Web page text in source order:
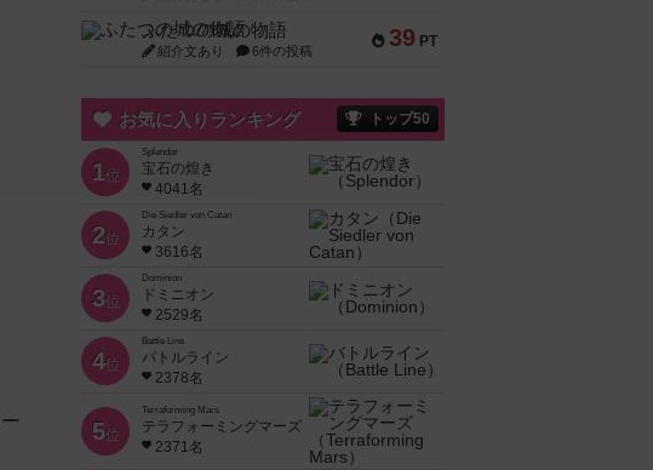
39 PT
ふたつの城の物語
紹介文あり 6件の投稿
お気に入りランキング トップ50
1位
Splendor
宝石の煌き
4041名
2位
Die Siedler von Catan
カタン
3616名
3位
Dominion
ドミニオン
2529名
4位
Battle Line
バトルライン
2378名
5位
Terraforming Mars
テラフォーミングマーズ
2371名